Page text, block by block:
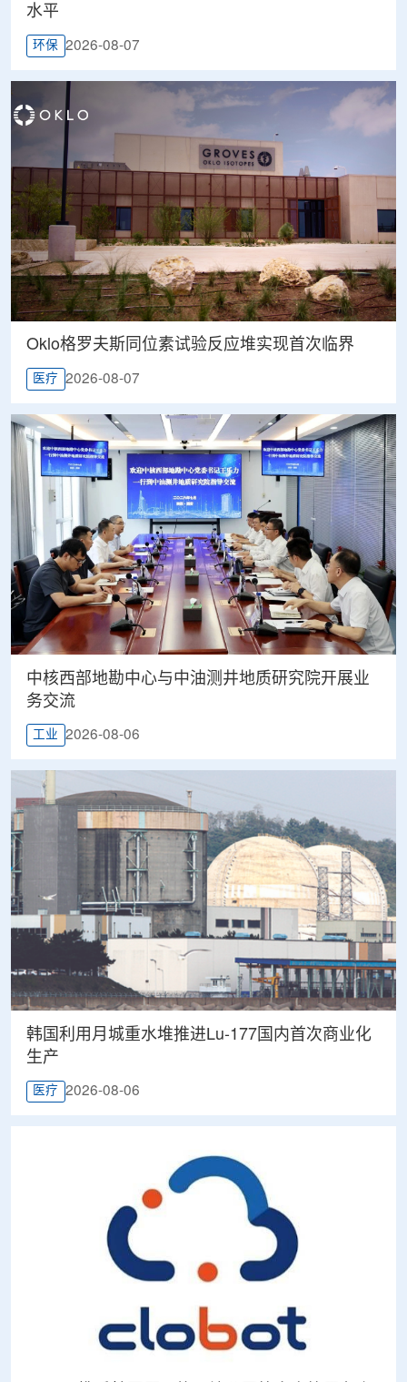
水平
环保 2026-08-07
Oklo格罗夫斯同位素试验反应堆实现首次临界
医疗 2026-08-07
中核西部地勘中心与中油测井地质研究院开展业
务交流
工业 2026-08-06
韩国利用月城重水堆推进Lu-177国内首次商业化
生产
医疗 2026-08-06